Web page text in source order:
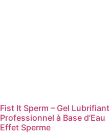
Fist It Sperm – Gel Lubrifiant
Professionnel à Base d’Eau
Effet Sperme